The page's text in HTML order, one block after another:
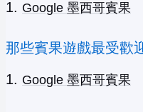
Google 墨西哥賓果
那些賓果遊戲最受歡
Google 墨西哥賓果